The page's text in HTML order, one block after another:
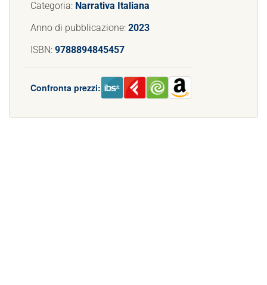
Categoria: Narrativa Italiana
Anno di pubblicazione: 2023
ISBN: 9788894845457
Confronta prezzi: